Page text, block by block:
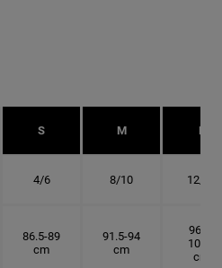
S M L
4/6 8/10 12/14
86.5-89
cm
91.5-94
cm
96.5-
101.5
cm